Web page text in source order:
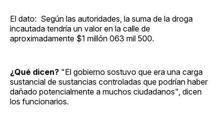
El dato: Según las autoridades, la suma de la droga
incautada tendría un valor en la calle de
aproximadamente $1 millón 063 mil 500.
¿Qué dicen? "El gobierno sostuvo que era una carga
sustancial de sustancias controladas que podrían haber
dañado potencialmente a muchos ciudadanos", dicen
los funcionarios.